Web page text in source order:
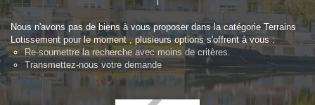
Nous n'avons pas de biens à vous proposer dans la catégorie Terrains
Lotissement pour le moment , plusieurs options s'offrent à vous :
Re-soumettre la recherche avec moins de critères.
Transmettez-nous votre demande